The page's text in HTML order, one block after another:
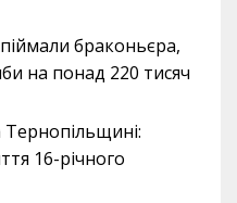
браконьєра,
на понад 220 тисяч
16-річного